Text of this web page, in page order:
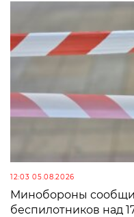
12:03 05.08.2026
Минобороны
беспилотников над